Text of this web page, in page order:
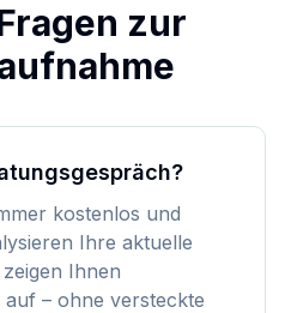
zur
kostenlos und
Ihre aktuelle
Ihnen
– ohne versteckte